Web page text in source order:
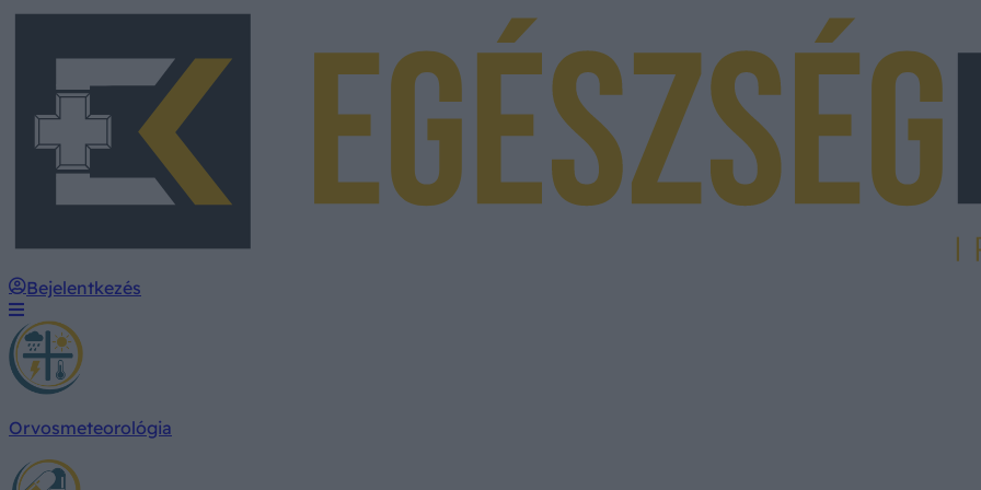
Bejelentkezés
Orvosmeteorológia